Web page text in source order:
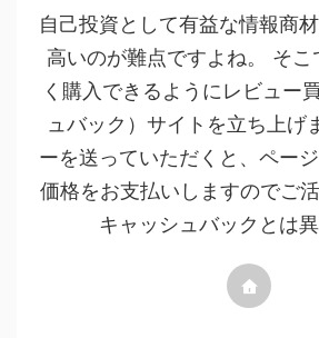
自己投資として有益な情報商
高いのが難点ですよね。 そ
く購入できるようにレビュー
ュバック）サイトを立ち上げ
ーを送っていただくと、ペー
価格をお支払いしますのでご
キャッシュバックとは